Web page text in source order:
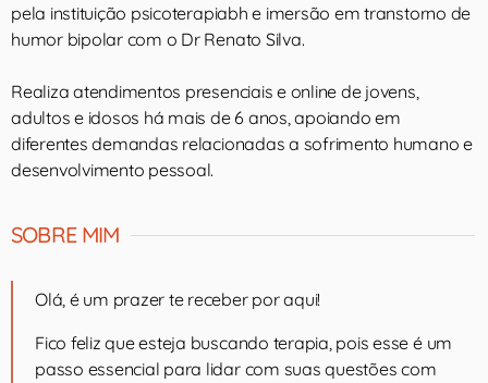
pela instituição psicoterapiabh e imersão em transtorno de
humor bipolar com o Dr Renato Silva.
Realiza atendimentos presenciais e online de jovens,
adultos e idosos há mais de 6 anos, apoiando em
diferentes demandas relacionadas a sofrimento humano e
desenvolvimento pessoal.
SOBRE MIM
Olá, é um prazer te receber por aqui!
Fico feliz que esteja buscando terapia, pois esse é um
passo essencial para lidar com suas questões com